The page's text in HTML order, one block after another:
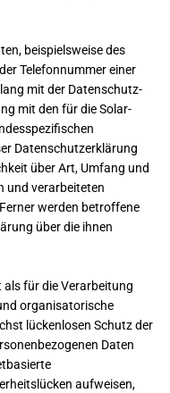
beispielsweise des
Telefonnummer einer
mit der Datenschutz-
mit den für die Solar-
Datenschutzerklärung
über Art, Umfang und
und verarbeiteten
werden betroffene
über die ihnen
als für die Verarbeitung
organisatorische
lückenlosen Schutz der
Daten
aufweisen,